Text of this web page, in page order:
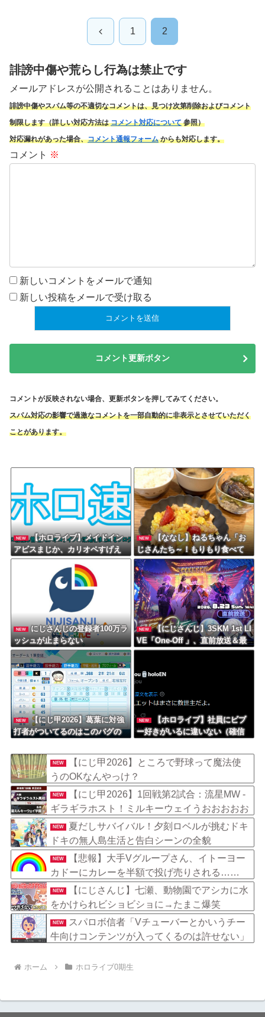
前 1 2
誹謗中傷や荒らし行為は禁止です
メールアドレスが公開されることはありません。
誹謗中傷やスパム等の不適切なコメントは、見つけ次第削除およびコメント
制限します（詳しい対応方法はコメント対応について参照）
対応漏れがあった場合、コメント通報フォームからも対応します。
コメント ※
新しいコメントをメールで通知
新しい投稿をメールで受け取る
コメント更新ボタン
コメントが反映されない場合、更新ボタンを押してみてください。
スパム対応の影響で過激なコメントを一部自動的に非表示とさせていただく
ことがあります。
NEW
【ホロライブ】メイドイン
アビスまじか、カリオペすげえ
な
NEW
【ななし】ねるちゃん「お
じさんたち～！もりもり食べて
元気だすのよ～」
NEW
にじさんじの登録者100万ラ
ッシュが止まらない
NEW
【にじさんじ】3SKM 1st LI
VE「One-Off 」、直前放送＆最
速感想放送が決定！MCは篠宮ゆ
～】
NEW
【にじ甲2026】葛葉に対強
打者がついてるのはこのバグの
NEW
【ホロライブ】社員にビブ
ー好きがいるに違いない（確信
NEW
【にじ甲2026】ところで野球って魔法使
うのOKなんやっけ？
NEW
【にじ甲2026】1回戦第2試合：流星MW -
ギラギラホスト！ミルキーウェイうおおおおお
おおおおおお
NEW
夏だしサバイバル！夕刻ロベルが挑むドキ
ドキの無人島生活と告白シーンの全貌
NEW
【悲報】大手Vグループさん、イトーヨー
カドーにカレーを半額で投げ売りされる……
NEW
【にじさんじ】七瀬、動物園でアシカに水
をかけられビショビショに→たまこ爆笑
NEW
スパロボ信者「Vチューバーとかいうチー
牛向けコンテンツが入ってくるのは許せない」
ホーム ホロライブ0期生